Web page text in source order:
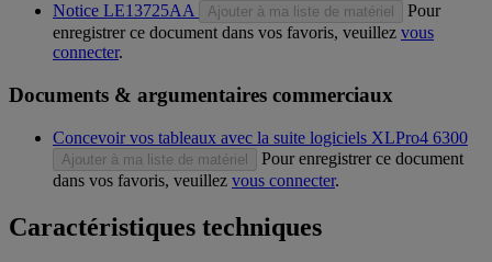
Notice LE13725AA Ajouter à ma liste de matériel
Pour
enregistrer ce document dans vos favoris, veuillez vous
connecter.
Documents & argumentaires commerciaux
Concevoir vos tableaux avec la suite logiciels XLPro4 6300
Ajouter à ma liste de matériel
Pour enregistrer ce document
dans vos favoris, veuillez vous connecter.
Caractéristiques techniques